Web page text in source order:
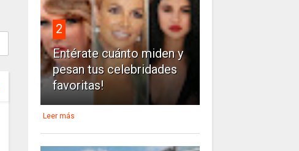
2
Entérate cuánto miden y
pesan tus celebridades
favoritas!
Leer más